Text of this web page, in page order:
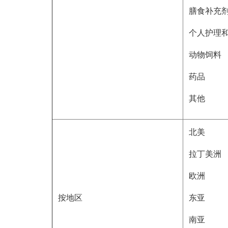
膳食补充剂
个人护理
动物饲料
药品
其他
按地区
北美
拉丁美洲
欧洲
东亚
南亚